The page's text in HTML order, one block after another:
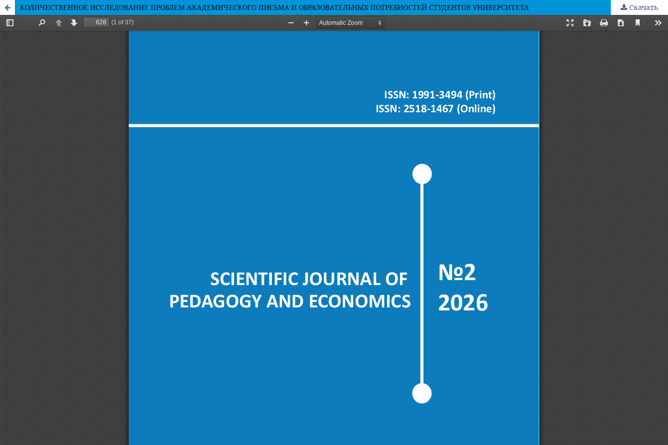
КОЛИЧЕСТВЕННОЕ ИССЛЕДОВАНИЕ ПРОБЛЕМ АКАДЕМИЧЕСКОГО ПИСЬМА И ОБРАЗОВАТЕЛЬНЫХ ПОТРЕБНОСТЕЙ СТУДЕНТОВ УНИВЕРСИТЕТА Скачать